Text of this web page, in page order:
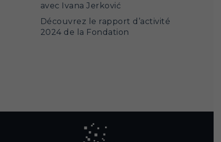
avec Ivana Jerković
Découvrez le rapport d’activité
2024 de la Fondation